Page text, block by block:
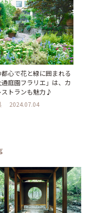
心で花と緑に囲まれる
通庭園フラリエ」は、カ
ストランも魅力♪
2024.07.04